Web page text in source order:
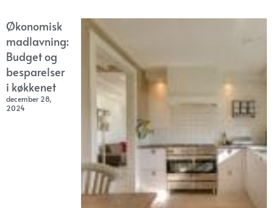
Økonomisk
madlavning:
Budget og
besparelser
i køkkenet
december 28,
2024